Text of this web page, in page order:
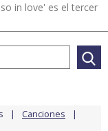
in love' es el tercer
Canciones